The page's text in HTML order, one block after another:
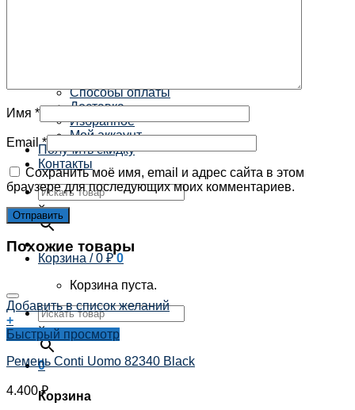
Способы оплаты
Доставка
Избранное
Мой аккаунт
Получить скидку
Контакты
×
Корзина /0 ₽ 0
Корзина пуста.
×
0
Корзина
Имя *
Email*
Сохранить моё имя, email и адрес сайта в этом
браузере для последующих моих комментариев.
Похожие товары
Добавить в список желаний
+
Быстрый просмотр
Ремень Conti Uomo 82340 Black
4.400₽